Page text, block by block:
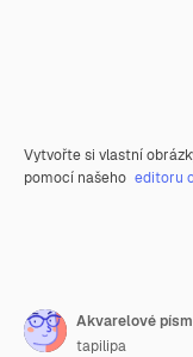
Vytvořte si vlastní
pomocí našeho editoru
Akvarelové
tapilipa